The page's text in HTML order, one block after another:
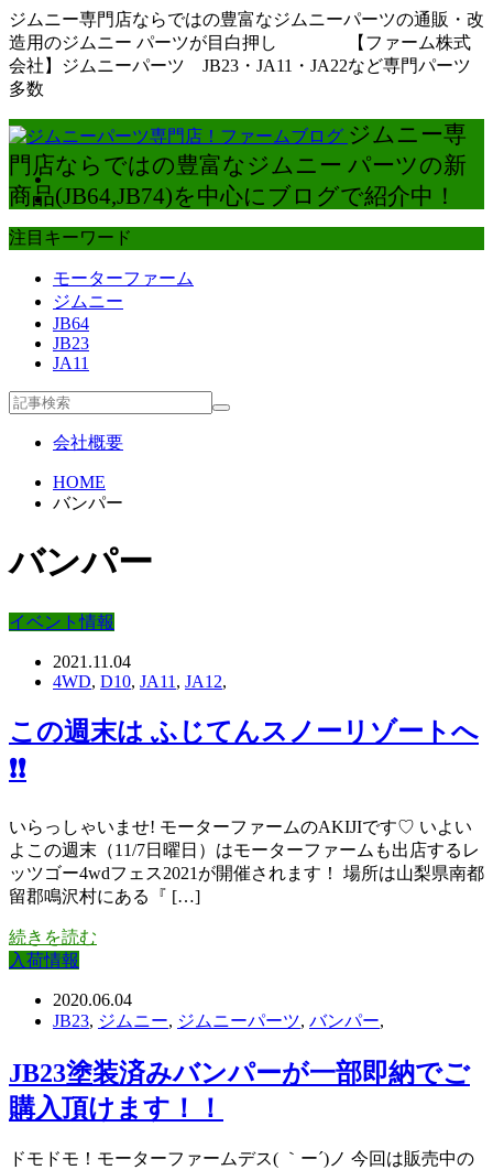
ジムニー専門店ならではの豊富なジムニーパーツの通販・改
造用のジムニー パーツが目白押し 【ファーム株式
会社】ジムニーパーツ JB23・JA11・JA22など専門パーツ
多数
ジムニー専
門店ならではの豊富なジムニー パーツの新
商品(JB64,JB74)を中心にブログで紹介中！
注目キーワード
モーターファーム
ジムニー
JB64
JB23
JA11
会社概要
HOME
バンパー
バンパー
イベント情報
2021.11.04
4WD, D10, JA11 , JA12,
この週末は ふじてんスノーリゾートへ
❗❗
いらっしゃいませ! モーターファームのAKIJIです♡ いよい
よこの週末（11/7日曜日）はモーターファームも出店するレ
ッツゴー4wdフェス2021が開催されます！ 場所は山梨県南都
留郡鳴沢村にある『 […]
続きを読む
入荷情報
2020.06.04
JB23, ジムニー, ジムニーパーツ, バンパー,
JB23塗装済みバンパーが一部即納でご
購入頂けます！！
ドモドモ！モーターファームデス( ｀ー´)ノ 今回は販売中の